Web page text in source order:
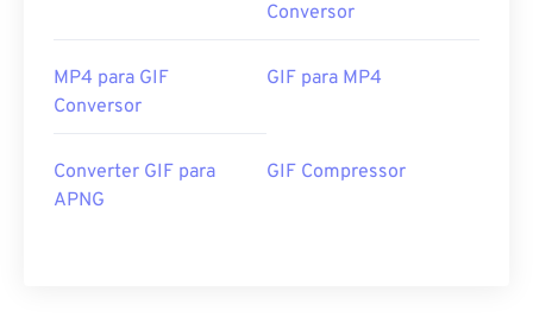
Conversor
MP4 para GIF
Conversor
GIF para MP4
Converter GIF para
APNG
GIF Compressor